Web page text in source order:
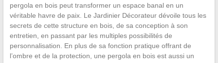
pergola en bois peut transformer un espace banal en un
véritable havre de paix. Le Jardinier Décorateur dévoile tous les
secrets de cette structure en bois, de sa conception à son
entretien, en passant par les multiples possibilités de
personnalisation. En plus de sa fonction pratique offrant de
l’ombre et de la protection, une pergola en bois est aussi un